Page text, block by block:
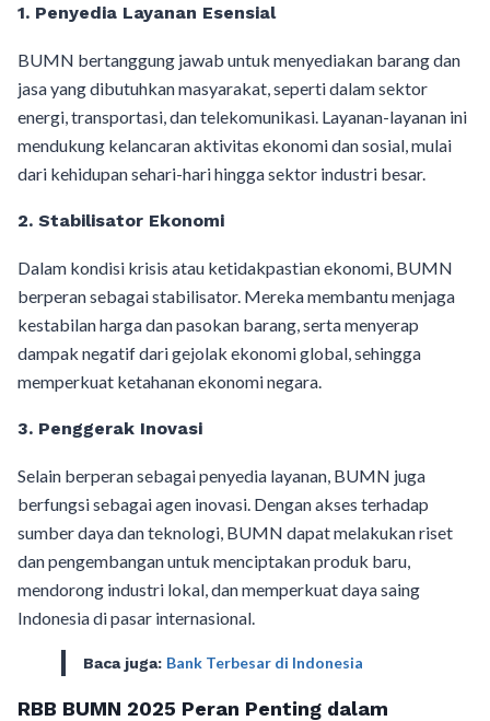
1. Penyedia Layanan Esensial
BUMN bertanggung jawab untuk menyediakan barang dan
jasa yang dibutuhkan masyarakat, seperti dalam sektor
energi, transportasi, dan telekomunikasi. Layanan-layanan ini
mendukung kelancaran aktivitas ekonomi dan sosial, mulai
dari kehidupan sehari-hari hingga sektor industri besar.
2. Stabilisator Ekonomi
Dalam kondisi krisis atau ketidakpastian ekonomi, BUMN
berperan sebagai stabilisator. Mereka membantu menjaga
kestabilan harga dan pasokan barang, serta menyerap
dampak negatif dari gejolak ekonomi global, sehingga
memperkuat ketahanan ekonomi negara.
3. Penggerak Inovasi
Selain berperan sebagai penyedia layanan, BUMN juga
berfungsi sebagai agen inovasi. Dengan akses terhadap
sumber daya dan teknologi, BUMN dapat melakukan riset
dan pengembangan untuk menciptakan produk baru,
mendorong industri lokal, dan memperkuat daya saing
Indonesia di pasar internasional.
Baca juga: Bank Terbesar di Indonesia
RBB BUMN 2025 Peran Penting dalam